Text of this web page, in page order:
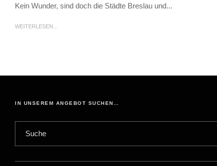
Kein Wunder, sind doch die Städte Breslau und...
WEITERLESEN...
IN UNSEREM ANGEBOT SUCHEN…